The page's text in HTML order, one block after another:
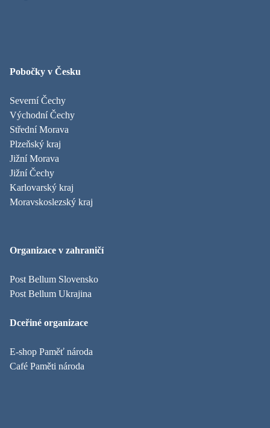
Pobočky v Česku
Severní Čechy
Východní Čechy
Střední Morava
Plzeňský kraj
Jižní Morava
Jižní Čechy
Karlovarský kraj
Moravskoslezský kraj
Organizace v zahraničí
Post Bellum Slovensko
Post Bellum Ukrajina
Dceřiné organizace
E-shop Paměť národa
Café Paměti národa